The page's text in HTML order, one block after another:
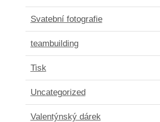
Svatební fotografie
teambuilding
Tisk
Uncategorized
Valentýnský dárek